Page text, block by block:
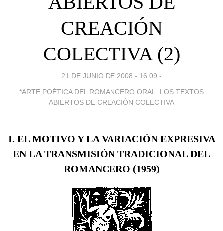
CREACIÓN
COLECTIVA (2)
21 DE JUNIO DE 2008 - 16:09 -
*ARTE POÉTICA DEL ROMANCERO ORAL. LOS TEXTOS
ABIERTOS DE CREACIÓN COLECTIVA
I. EL MOTIVO Y LA VARIACIÓN EXPRESIVA
EN LA TRANSMISIÓN TRADICIONAL DEL
ROMANCERO (1959)